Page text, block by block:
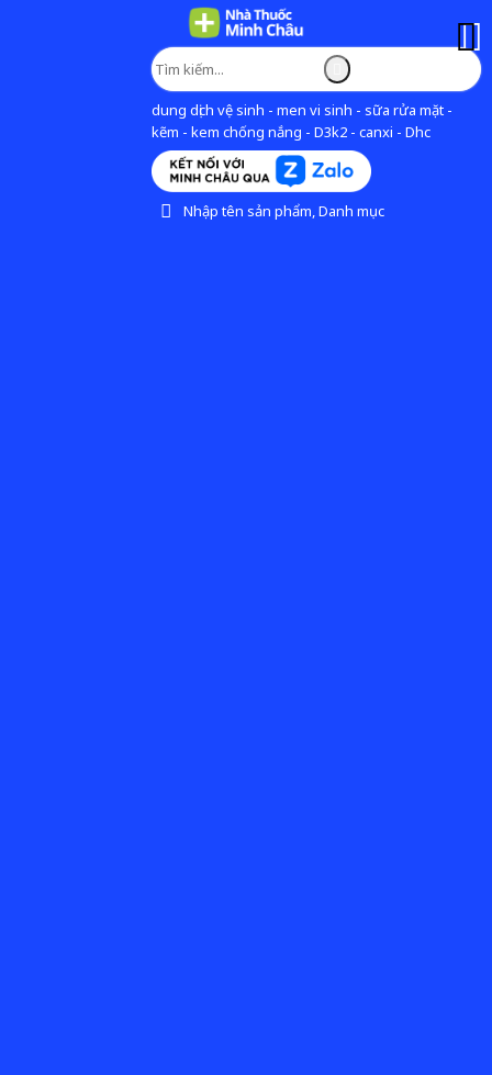
dung dịch vệ sinh - men vi sinh - sữa rửa mặt -
kẽm - kem chống nắng - D3k2 - canxi - Dhc
Nhập tên sản phẩm, Danh mục